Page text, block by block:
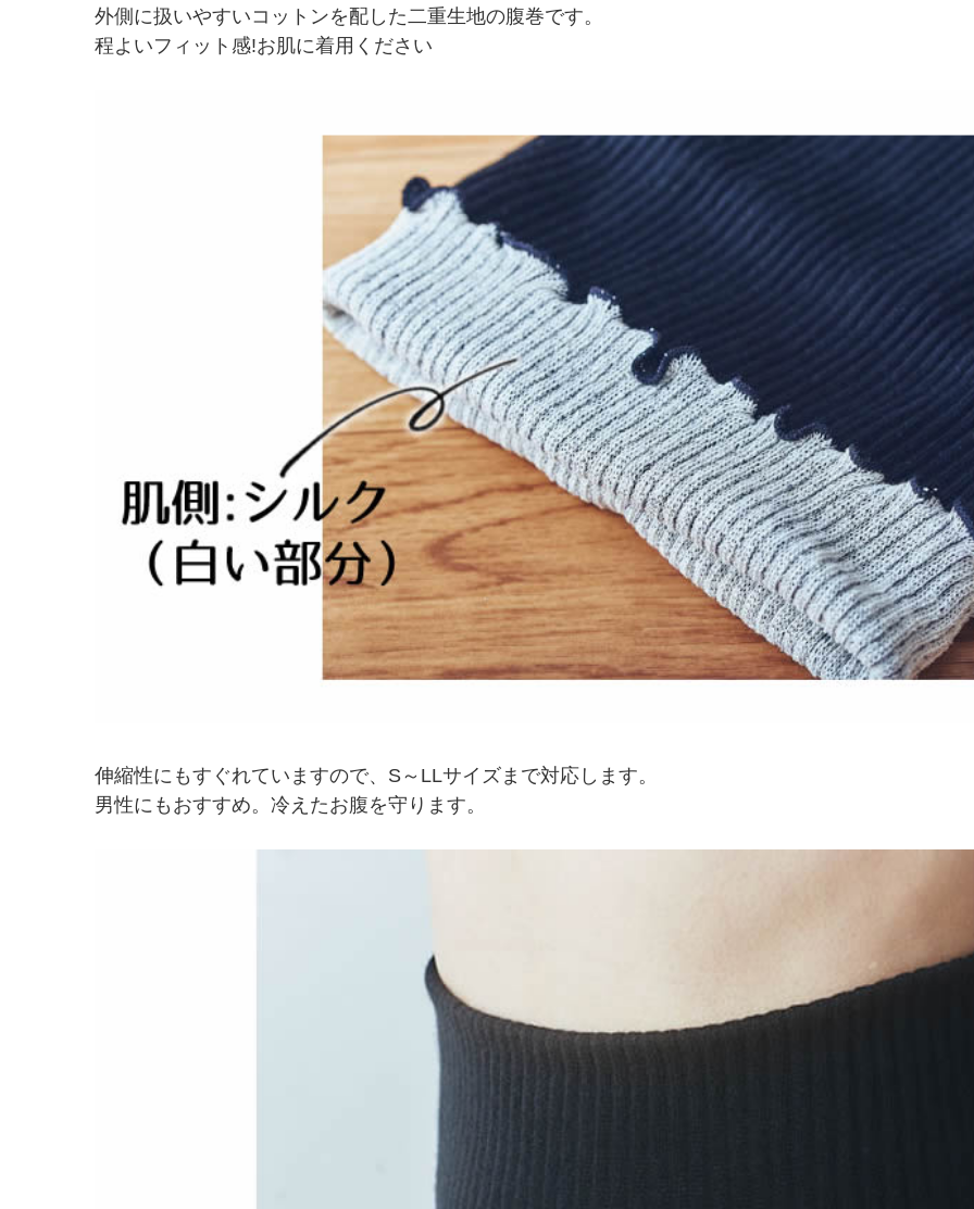
外側に扱いやすいコットンを配した二重生地の腹巻です。
程よいフィット感!お肌に着用ください
伸縮性にもすぐれていますので、S～LLサイズまで対応します。
男性にもおすすめ。冷えたお腹を守ります。